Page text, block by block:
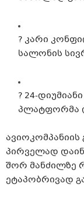
? კარი
სალონის
? 24-
პლატფორმა
ავიოკომპანიის
პირველად
შორ მანძილზე
ეტაპობრივად